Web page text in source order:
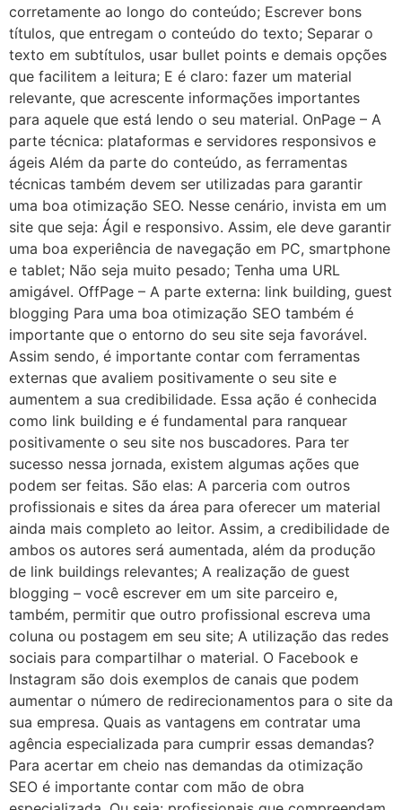
corretamente ao longo do conteúdo; Escrever bons
títulos, que entregam o conteúdo do texto; Separar o
texto em subtítulos, usar bullet points e demais opções
que facilitem a leitura; E é claro: fazer um material
relevante, que acrescente informações importantes
para aquele que está lendo o seu material. OnPage – A
parte técnica: plataformas e servidores responsivos e
ágeis Além da parte do conteúdo, as ferramentas
técnicas também devem ser utilizadas para garantir
uma boa otimização SEO. Nesse cenário, invista em um
site que seja: Ágil e responsivo. Assim, ele deve garantir
uma boa experiência de navegação em PC, smartphone
e tablet; Não seja muito pesado; Tenha uma URL
amigável. OffPage – A parte externa: link building, guest
blogging Para uma boa otimização SEO também é
importante que o entorno do seu site seja favorável.
Assim sendo, é importante contar com ferramentas
externas que avaliem positivamente o seu site e
aumentem a sua credibilidade. Essa ação é conhecida
como link building e é fundamental para ranquear
positivamente o seu site nos buscadores. Para ter
sucesso nessa jornada, existem algumas ações que
podem ser feitas. São elas: A parceria com outros
profissionais e sites da área para oferecer um material
ainda mais completo ao leitor. Assim, a credibilidade de
ambos os autores será aumentada, além da produção
de link buildings relevantes; A realização de guest
blogging – você escrever em um site parceiro e,
também, permitir que outro profissional escreva uma
coluna ou postagem em seu site; A utilização das redes
sociais para compartilhar o material. O Facebook e
Instagram são dois exemplos de canais que podem
aumentar o número de redirecionamentos para o site da
sua empresa. Quais as vantagens em contratar uma
agência especializada para cumprir essas demandas?
Para acertar em cheio nas demandas da otimização
SEO é importante contar com mão de obra